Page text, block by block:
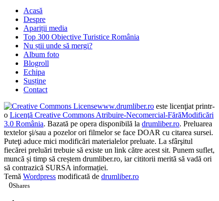
Acasă
Despre
Apariții media
Top 300 Obiective Turistice România
Nu știi unde să mergi?
Album foto
Blogroll
Echipa
Susține
Contact
www.drumliber.ro este licenţiat printr-
o Licenţă Creative Commons Atribuire-Necomercial-FărăModificări
3.0 România. Bazată pe opera disponibilă la drumliber.ro. Preluarea
textelor şi/sau a pozelor ori filmelor se face DOAR cu citarea sursei.
Puteţi aduce mici modificări materialelor preluate. La sfârşitul
fiecărei preluări trebuie să existe un link către acest sit. Punem suflet,
muncă și timp să creștem drumliber.ro, iar cititorii merită să vadă ori
să contrazică SURSA informației.
Temă Wordpress modificată de drumliber.ro
0Shares